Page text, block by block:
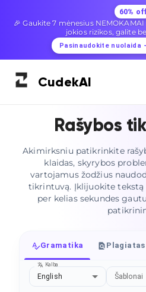
60% off
🎉 Gaukite 7 mėnesius
jokios rizikos, galite
Pasinaudokite nuolaida
CudekAI
Rašybos
Akimirksniu patikrinkite
klaidas, skyrybos
vartojamus žodžius
tikrintuvą. Įklijuokite tekstą
per kelias sekundes
Gramatika Plagiatas
Kalba
English Šablonai